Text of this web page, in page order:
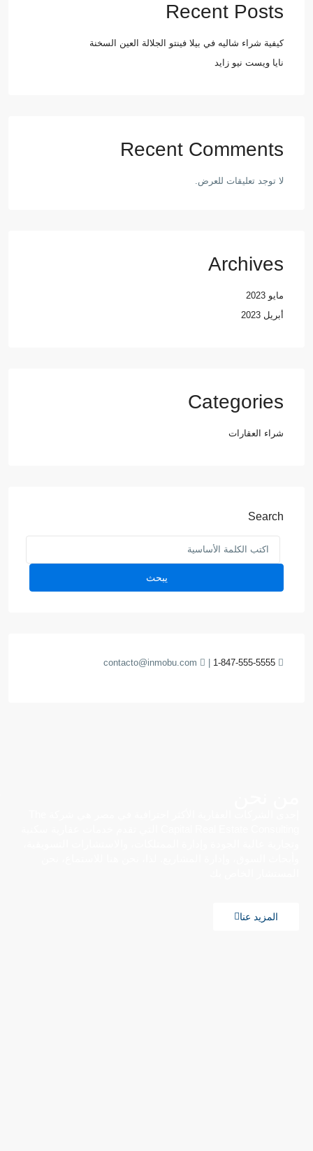
Recent Posts
كيفية شراء شاليه في بيلا فينتو الجلالة العين السخنة
نايا ويست نيو زايد
Recent Comments
لا توجد تعليقات للعرض.
Archives
مايو 2023
أبريل 2023
Categories
شراء العقارات
Search
يبحث
1-847-555-5555
المزيد عنا